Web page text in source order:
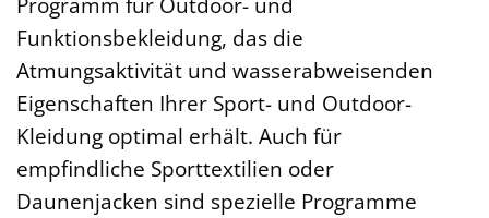
Funktionsbekleidung, das die
Atmungsaktivität und wasserabweisenden
Eigenschaften Ihrer Sport- und Outdoor-
Kleidung optimal erhält. Auch für
empfindliche Sporttextilien oder
Daunenjacken sind spezielle Programme